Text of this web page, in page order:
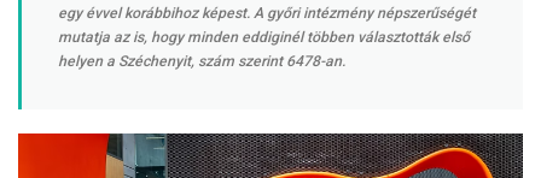
egy évvel korábbihoz képest. A győri intézmény népszerűségét
mutatja az is, hogy minden eddiginél többen választották első
helyen a Széchenyit, szám szerint 6478-an.